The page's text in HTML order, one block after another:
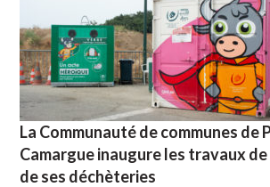
La Communauté de communes de
Camargue inaugure les travaux
de ses déchèteries